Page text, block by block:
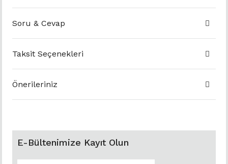
Soru & Cevap
Taksit Seçenekleri
Önerileriniz
E-Bültenimize Kayıt Olun